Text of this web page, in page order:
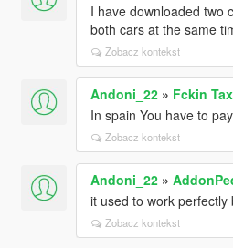
I have downloaded two
both cars at the same
Zobacz kontekst
Andoni_22» Fckin
In spain You have to
Zobacz kontekst
Andoni_22»
it used to work
Zobacz kontekst